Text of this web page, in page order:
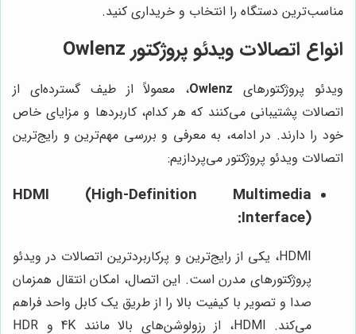
مناسب‌ترین دستگاه را انتخاب و خریداری کنید.
انواع اتصالات ویدئو پروژکتور Owlenz
ویدئو پروژکتورهای Owlenz، معمولاً از طیف گسترده‌ای از
اتصالات پشتیبانی می‌کنند که هر کدام، کاربردها و مزایای خاص
خود را دارند. در ادامه، به معرفی و بررسی مهم‌ترین و رایج‌ترین
اتصالات ویدئو پروژکتور می‌پردازیم:
HDMI (High-Definition Multimedia
Interface):
HDMI، یکی از رایج‌ترین و پرکاربردترین اتصالات در ویدئو
پروژکتورهای مدرن است. این اتصال، امکان انتقال همزمان
صدا و تصویر با کیفیت بالا را از طریق یک کابل واحد فراهم
می‌کند. HDMI، از رزولوشن‌های بالا مانند 4K و HDR